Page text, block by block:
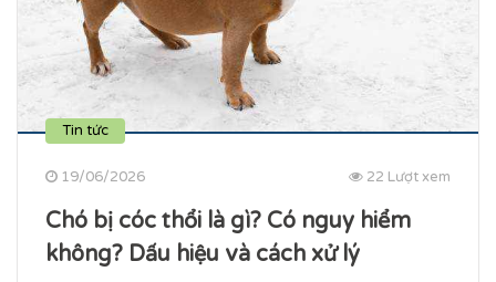
Tin tức
19/06/2026 22 Lượt xem
Chó bị cóc thổi là gì? Có nguy hiểm
không? Dấu hiệu và cách xử lý